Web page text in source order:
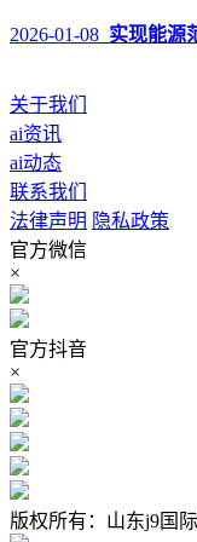
2026-01-08 实现能源
关于我们
ai资讯
ai动态
联系我们
法律声明 隐私政策
官方微信
×
官方抖音
×
版权所有：山东j9国